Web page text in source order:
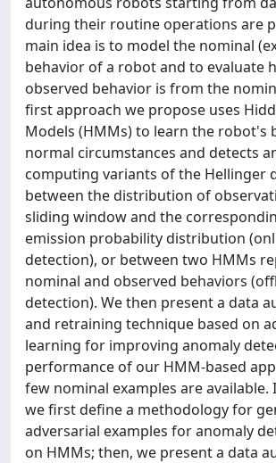
during their routine operations are
main idea is to model the nominal
behavior of a robot and to evaluate
observed behavior is from the
first approach we propose uses
Models (HMMs) to learn the robot's
normal circumstances and detects
computing variants of the Hellinger
between the distribution of
sliding window and the
emission probability distribution
detection), or between two HMMs
nominal and observed behaviors
detection). We then present a data
and retraining technique based on
learning for improving anomaly
performance of our HMM-based
few nominal examples are available.
we first define a methodology for
adversarial examples for anomaly
on HMMs; then, we present a data